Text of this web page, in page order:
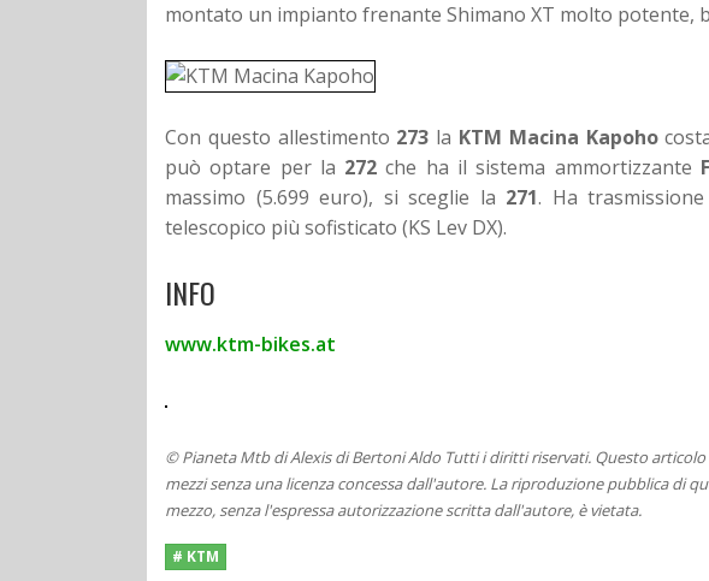
montato un impianto frenante Shimano XT molto potente,
Con questo allestimento 273 la KTM Macina Kapoho
può optare per la 272 che ha il sistema ammortizzante
massimo (5.699 euro), si sceglie la 271. Ha trasmissione
telescopico più sofisticato (KS Lev DX).
INFO
www.ktm-bikes.at
© Pianeta Mtb di Alexis di Bertoni Aldo Tutti i diritti riservati. Questo
mezzi senza una licenza concessa dall'autore. La riproduzione pubblica di
mezzo, senza l'espressa autorizzazione scritta dall'autore, è vietata.
# KTM